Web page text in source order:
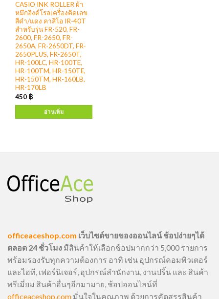
CASIO INK ROLLER ผ้า
หมึกอิงค์โรลเครื่องคิดเลข
สีดำ/แดง คาสิโอ IR-40T
สำหรับรุ่น FR-520, FR-
2600, FR-2650, FR-
2650A, FR-2650DT, FR-
2650PLUS, FR-2650T,
HR-100LC, HR-100TE,
HR-100TM, HR-150TE,
HR-150TM, HR-160LB,
HR-170LB
450 ฿
อ่านเพิ่ม
officeaceshop.com เว็บไซต์ขายของออนไลน์ ช้อปง่ายๆได้
ตลอด 24 ชั่วโมง มีสินค้าให้เลือกช้อปมากกว่า 5,000 รายการ
พร้อมรองรับทุกความต้องการ อาทิ เช่น อุปกรณ์คอมพิวเตอร์
และไอที, เฟอร์นิเจอร์, อุปกรณ์สำนักงาน, งานปริ้น และ สินค้า
พรีเมี่ยม สินค้าอื่นๆอีกมามาย, ช้อปออนไลน์ที่
officeaceshop.com มั่นใจในคุณภาพ ด้วยการคัดสรรสินค้า